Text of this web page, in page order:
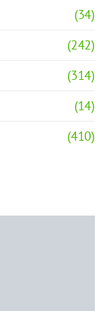
(34)
(242)
(314)
(14)
(410)